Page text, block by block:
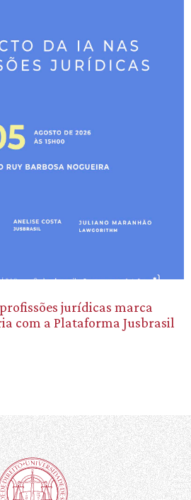
jurídicas marca
com a Plataforma Jusbrasil